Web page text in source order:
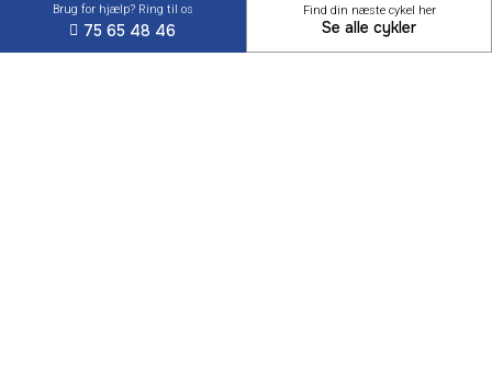
Brug for hjælp? Ring til os
75 65 48 46
Find din næste cykel her
Se alle cykler